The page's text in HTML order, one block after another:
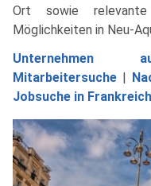
Ort sowie
Möglichkeiten in Neu-
Unternehmen
Mitarbeitersuche |
Jobsuche in Frankreich